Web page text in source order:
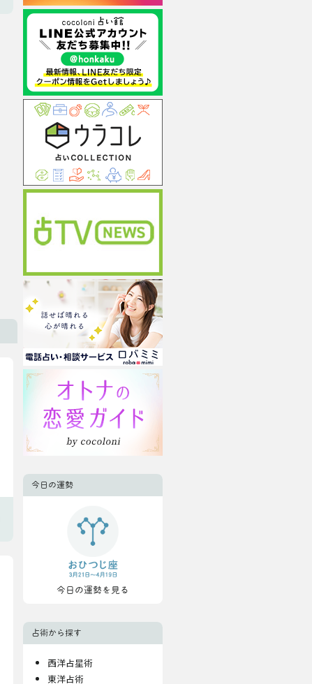
今日の運勢
今日の運勢を見る
占術から探す
西洋占星術
東洋占術